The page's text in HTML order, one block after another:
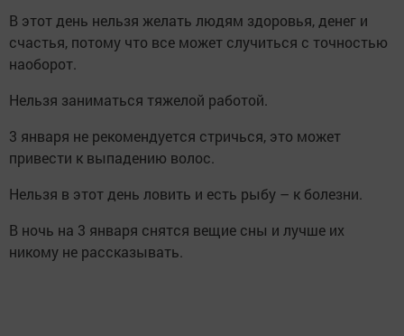
В этот день нельзя желать людям здоровья, денег и
счастья, потому что все может случиться с точностью
наоборот.
Нельзя заниматься тяжелой работой.
3 января не рекомендуется стричься, это может
привести к выпадению волос.
Нельзя в этот день ловить и есть рыбу – к болезни.
В ночь на 3 января снятся вещие сны и лучше их
никому не рассказывать.